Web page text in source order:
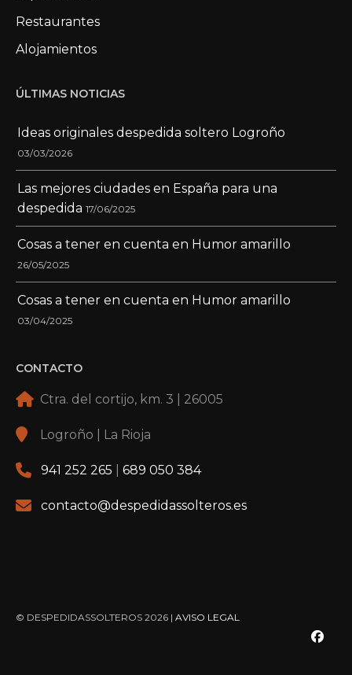
Restaurantes
Alojamientos
ÚLTIMAS NOTICIAS
Ideas originales despedida soltero Logroño
03/03/2026
Las mejores ciudades en España para una
despedida 17/06/2025
Cosas a tener en cuenta en Humor amarillo
26/05/2025
Cosas a tener en cuenta en Humor amarillo
03/04/2025
CONTACTO
Ctra. del cortijo, km. 3 | 26005
Logroño | La Rioja
941 252 265 689 050 384
contacto@despedidassolteros.es
© DESPEDIDASSOLTEROS 2026 | AVISO LEGAL